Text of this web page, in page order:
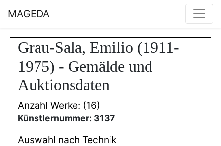
MAGEDA
Grau-Sala, Emilio (1911-
1975) - Gemälde und
Auktionsdaten
Anzahl Werke: (16)
Künstlernummer: 3137
Auswahl nach Technik